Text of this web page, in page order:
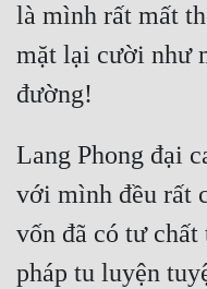
là mình rất mất
mặt lại cười như
Lang Phong đại
với mình đều rất
vốn đã có tư
pháp tu luyện